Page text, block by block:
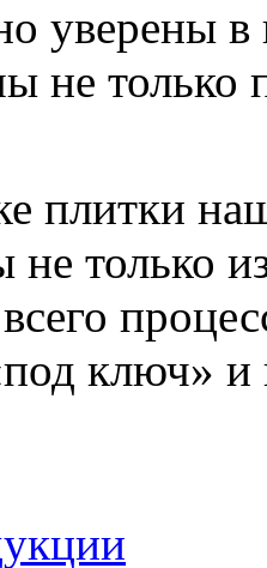
уверены в
не
плитки
только
ключ» и